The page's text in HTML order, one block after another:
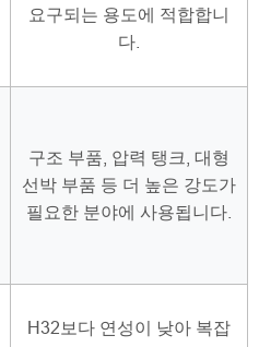
요구되는 용도에 적합합니
다.
구조 부품, 압력 탱크, 대형
선박 부품 등 더 높은 강도가
필요한 분야에 사용됩니다.
H32보다 연성이 낮아 복잡